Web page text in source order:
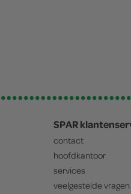
SPAR
contact
hoofdkantoor
services
veelgestelde vragen